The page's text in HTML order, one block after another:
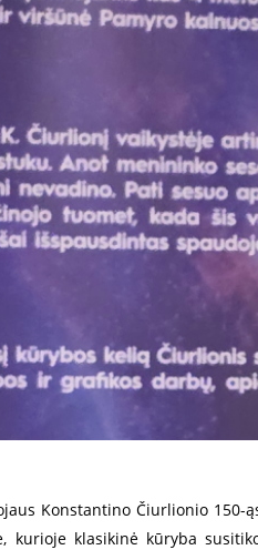
Konstantino Čiurlionio 150-
kurioje klasikinė kūryba